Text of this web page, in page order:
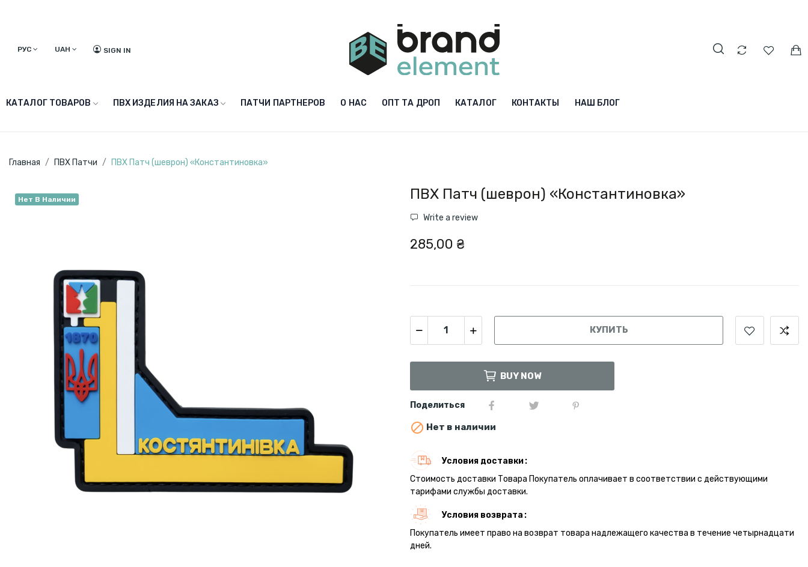
РУС UAH SIGN IN
КАТАЛОГ ТОВАРОВ ПВХ ИЗДЕЛИЯ НА ЗАКАЗ ПАТЧИ ПАРТНЕРОВ О НАС ОПТ ТА ДРОП КАТАЛОГ КОНТАКТЫ НАШ БЛОГ
Главная ПВХ Патчи ПВХ Патч (шеврон) «Константиновка»
Нет В Наличии ПВХ Патч (шеврон) «Константиновка»
Write a review
285,00 ₴
КУПИТЬ
BUY NOW
Поделиться
 Нет в наличии
Условия доставки
Стоимость доставки Товара Покупатель оплачивает в соответствии с действующими
тарифами службы доставки.
Условия возврата
Покупатель имеет право на возврат товара надлежащего качества в течение четырнадцати
дней.